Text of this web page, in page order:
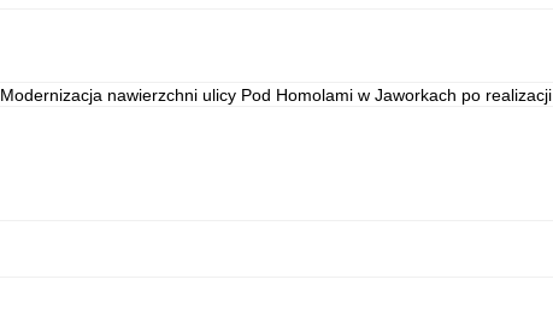
Modernizacja nawierzchni ulicy Pod Homolami w Jaworkach po realizacji